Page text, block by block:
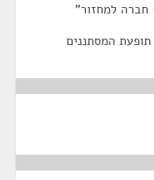
למחזור"
המסתננים